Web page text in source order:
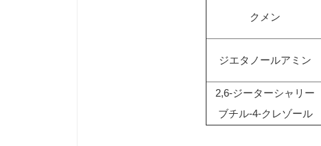
クメン
ジエタノールアミン
2,6-ジーターシャリー
ブチル-4-クレゾール